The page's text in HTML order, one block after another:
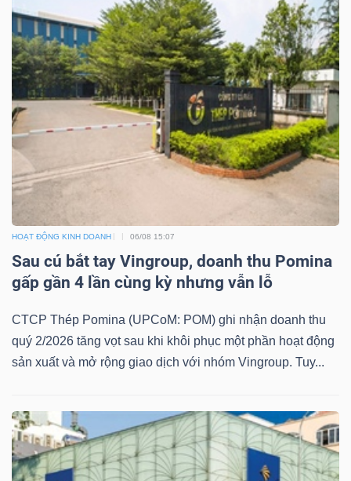
HOẠT ĐỘNG KINH DOANH 06/08 15:07
Sau cú bắt tay Vingroup, doanh thu Pomina
gấp gần 4 lần cùng kỳ nhưng vẫn lỗ
CTCP Thép Pomina (UPCoM: POM) ghi nhận doanh thu
quý 2/2026 tăng vọt sau khi khôi phục một phần hoạt động
sản xuất và mở rộng giao dịch với nhóm Vingroup. Tuy...